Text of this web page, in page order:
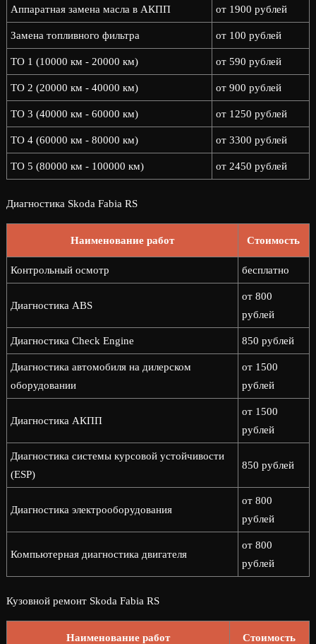
Аппаратная замена масла в АКПП от 1900 рублей
Замена топливного фильтра от 100 рублей
ТО 1 (10000 км - 20000 км) от 590 рублей
ТО 2 (20000 км - 40000 км) от 900 рублей
ТО 3 (40000 км - 60000 км) от 1250 рублей
ТО 4 (60000 км - 80000 км) от 3300 рублей
ТО 5 (80000 км - 100000 км) от 2450 рублей
Диагностика Skoda Fabia RS
Наименование работ Стоимость
Контрольный осмотр бесплатно
Диагностика ABS
от 800
рублей
Диагностика Check Engine 850 рублей
Диагностика автомобиля на дилерском
оборудовании
от 1500
рублей
Диагностика АКПП
от 1500
рублей
Диагностика системы курсовой устойчивости
(ESP)
850 рублей
Диагностика электрооборудования
от 800
рублей
Компьютерная диагностика двигателя
от 800
рублей
Кузовной ремонт Skoda Fabia RS
Наименование работ Стоимость